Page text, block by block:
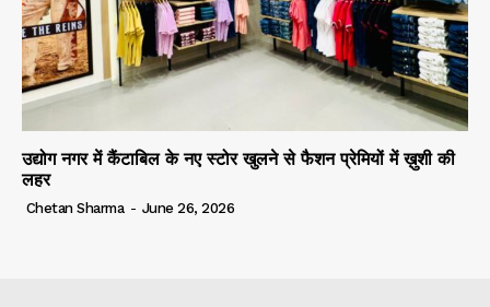
उद्योग नगर में कैंटाबिल के नए स्टोर खुलने से फैशन प्रेमियों में ख़ुशी की
लहर
Chetan Sharma - June 26, 2026